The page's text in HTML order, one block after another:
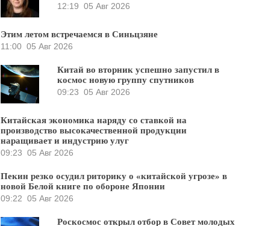
12:19 05 Авг 2026
Этим летом встречаемся в Синьцзяне
11:00 05 Авг 2026
Китай во вторник успешно запустил в
космос новую группу спутников
09:23 05 Авг 2026
Китайская экономика наряду со ставкой на
производство высокачественной продукции
наращивает и индустрию улуг
09:23 05 Авг 2026
Пекин резко осудил риторику о «китайской угрозе» в
новой Белой книге по обороне Японии
09:22 05 Авг 2026
Роскосмос открыл отбор в Совет молодых